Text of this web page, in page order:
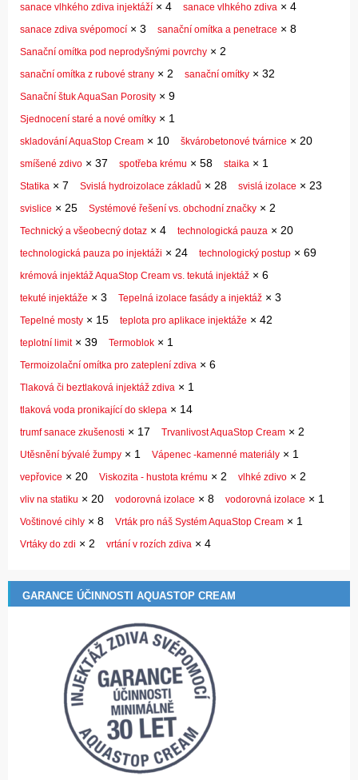
sanace vlhkého zdiva injektáží × 4 sanace vlhkého zdiva × 4
sanace zdiva svépomocí × 3 sanační omítka a penetrace × 8
Sanační omítka pod neprodyšnými povrchy × 2
sanační omítka z rubové strany × 2 sanační omítky × 32
Sanační štuk AquaSan Porosity × 9
Sjednocení staré a nové omítky × 1
skladování AquaStop Cream × 10 škvárobetonové tvárnice × 20
smíšené zdivo × 37 spotřeba krému × 58 staika × 1
Statika × 7 Svislá hydroizolace základů × 28 svislá izolace × 23
svislice × 25 Systémové řešení vs. obchodní značky × 2
Technický a všeobecný dotaz × 4 technologická pauza × 20
technologická pauza po injektáži × 24 technologický postup × 69
krémová injektáž AquaStop Cream vs. tekutá injektáž × 6
tekuté injektáže × 3 Tepelná izolace fasády a injektáž × 3
Tepelné mosty × 15 teplota pro aplikace injektáže × 42
teplotní limit× 39 Termoblok × 1
Termoizolační omítka pro zateplení zdiva × 6
Tlaková či beztlaková injektáž zdiva × 1
tlaková voda pronikající do sklepa × 14
trumf sanace zkušenosti × 17 Trvanlivost AquaStop Cream × 2
Utěsnění bývalé žumpy × 1 Vápenec -kamenné materiály × 1
vepřovice × 20 Viskozita - hustota krému × 2 vlhké zdivo × 2
vliv na statiku × 20 vodorovná izolace × 8 vodorovná izolace × 1
Voštinové cihly × 8 Vrták pro náš Systém AquaStop Cream × 1
Vrtáky do zdi × 2 vrtání v rozích zdiva × 4
GARANCE ÚČINNOSTI AQUASTOP CREAM